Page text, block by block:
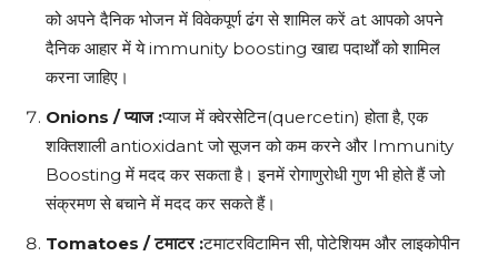
को अपने दैनिक भोजन में विवेकपूर्ण ढंग से शामिल करें at आपको अपने
दैनिक आहार में ये immunity boosting खाद्य पदार्थों को शामिल
करना जाहिए।
Onions /प्याज :प्याज में क्वेरसेटिन(quercetin) होता है, एक
शक्तिशाली antioxidant जो सूजन को कम करने और Immunity
Boosting में मदद कर सकता है। इनमें रोगाणुरोधी गुण भी होते हैं जो
संक्रमण से बचाने में मदद कर सकते हैं।
Tomatoes /टमाटर :टमाटरविटामिन सी, पोटेशियम और लाइकोपीन